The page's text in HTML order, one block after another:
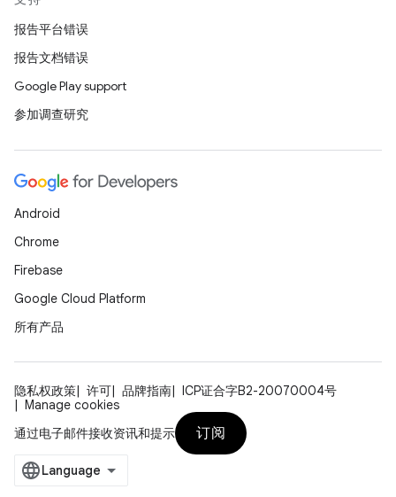
报告平台错误
报告文档错误
Google Play support
参加调查研究
Android
Chrome
Firebase
Google Cloud Platform
所有产品
隐私权政策 许可 品牌指南
ICP证合字B2-20070004号
Manage cookies
通过电子邮件接收资讯和提示
订阅